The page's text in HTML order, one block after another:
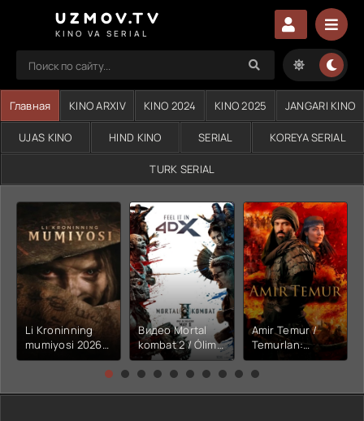
UZMOV.TV
KINO VA SERIAL
Главная KINO ARXIV KINO 2024 KINO 2025 JANGARI KINO
UJAS KINO HIND KINO SERIAL KOREYA SERIAL
TURK SERIAL
Li Kroninning
mumiyosi 2026
(uzbek tilida
kino) tarjima HD
Видео Mortal
kombat 2 / Ólim
jangi 2 (2026)
Uzbek tilida
Amir Temur /
Temurlan:
Fathchining
yuksalishi